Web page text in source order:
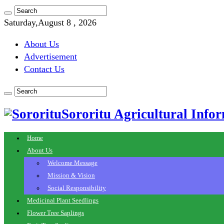
Saturday,August 8 , 2026
About Us
Advertisement
Contact Us
Sororitu Agricultural
Home
About Us
Welcome Message
Mission & Vision
Social Responsibility
Medicinal Plant Seedlings
Flower Tree Saplings